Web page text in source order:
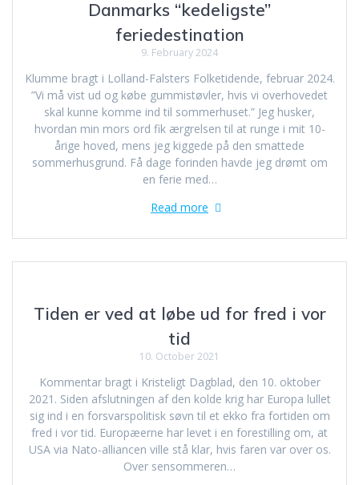
Danmarks “kedeligste”
feriedestination
9. February 2024
Klumme bragt i Lolland-Falsters Folketidende, februar 2024.
”Vi må vist ud og købe gummistøvler, hvis vi overhovedet
skal kunne komme ind til sommerhuset.” Jeg husker,
hvordan min mors ord fik ærgrelsen til at runge i mit 10-
årige hoved, mens jeg kiggede på den smattede
sommerhusgrund. Få dage forinden havde jeg drømt om
en ferie med…
Read more
Tiden er ved at løbe ud for fred i vor
tid
10. October 2021
Kommentar bragt i Kristeligt Dagblad, den 10. oktober
2021. Siden afslutningen af den kolde krig har Europa lullet
sig ind i en forsvarspolitisk søvn til et ekko fra fortiden om
fred i vor tid. Europæerne har levet i en forestilling om, at
USA via Nato-alliancen ville stå klar, hvis faren var over os.
Over sensommeren…